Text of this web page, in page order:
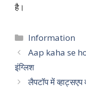
है।
Categories
Information
Aap kaha se
इंग्लिश
लैपटॉप में